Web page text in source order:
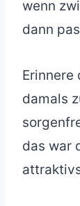
wenn
dann
Erinnere
damals
das war